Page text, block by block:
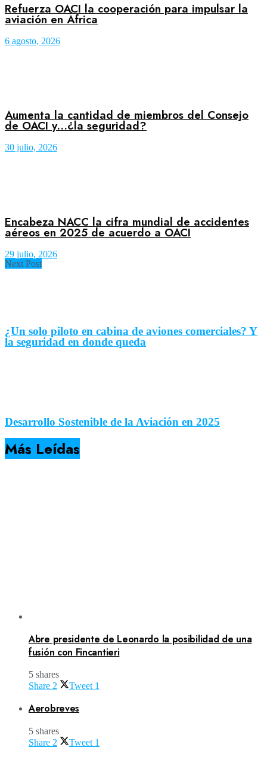
Refuerza OACI la cooperación para impulsar la
aviación en África
6 agosto, 2026
Aumenta la cantidad de miembros del Consejo
de OACI y…¿la seguridad?
30 julio, 2026
Encabeza NACC la cifra mundial de accidentes
aéreos en 2025 de acuerdo a OACI
29 julio, 2026
Next Post
¿Un solo piloto en cabina de aviones comerciales? Y
la seguridad en donde queda
Desarrollo Sostenible de la Aviación en 2025
Más Leídas
Abre presidente de Leonardo la posibilidad de una
fusión con Fincantieri
5 shares
Share 2 Tweet 1
Aerobreves
5 shares
Share 2 Tweet 1